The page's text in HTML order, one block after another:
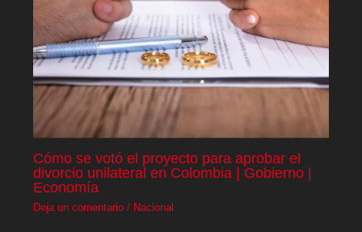
Cómo se votó el proyecto para aprobar el
divorcio unilateral en Colombia | Gobierno |
Economía
Deja un comentario / Nacional